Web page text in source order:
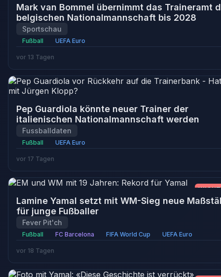
Mark van Bommel übernimmt das Traineramt
belgischen Nationalmannschaft bis 2028
Sportschau
Fußball UEFA Euro
vor 13 Tagen
Pep Guardiola könnte neuer Trainer der
italienischen Nationalmannschaft werden
Fussballdaten
Fußball UEFA Euro
vor 17 Tagen
Lamine Yamal setzt mit WM-Sieg neue
für junge Fußballer
Fever Pit'ch
Fußball FC Barcelona FIFA World Cup UEFA Euro
vor 18 Tagen